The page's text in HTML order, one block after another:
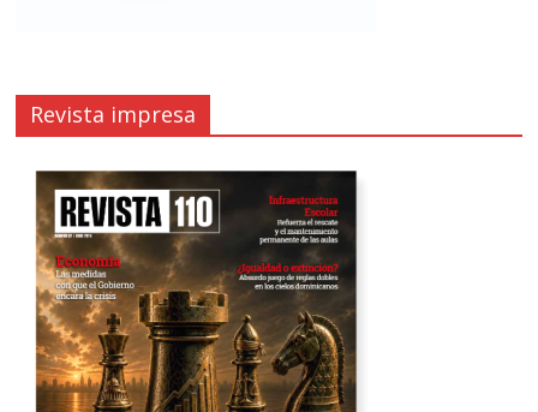
Revista impresa